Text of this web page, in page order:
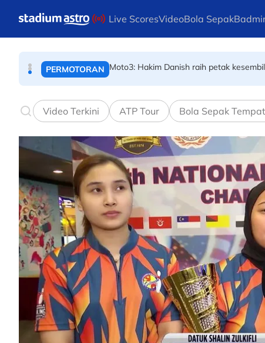
Live ScoresVideoBola Sepak
PERMOTORAN
BOLA SEPAK Piala Hyundai ASEAN: Malaysia ke
Video Terkini ATP Tour Bola Sepak